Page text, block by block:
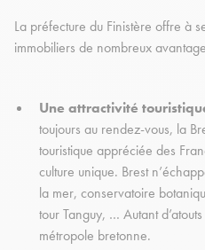
La préfecture du Finistère offre à
immobiliers de nombreux
Une attractivité
toujours au rendez-vous, la
touristique appréciée des
culture unique. Brest
la mer, conservatoire
tour Tanguy, … Autant
métropole bretonne.